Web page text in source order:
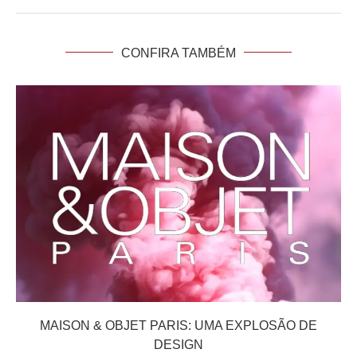
CONFIRA TAMBÉM
MAISON & OBJET PARIS: UMA EXPLOSÃO DE
DESIGN